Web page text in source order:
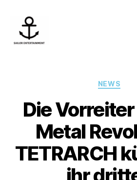
NEWS
Die
Metal
TETRARCH
ihr